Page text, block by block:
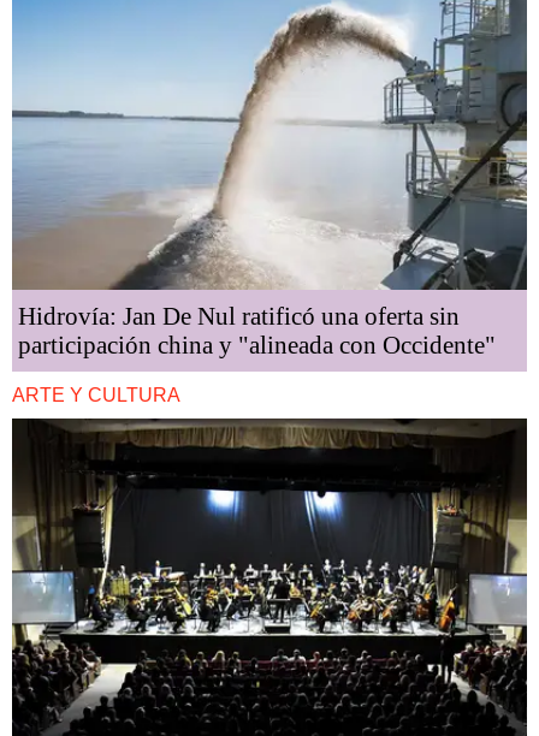
Hidrovía: Jan De Nul ratificó una oferta sin
participación china y "alineada con Occidente"
ARTE Y CULTURA